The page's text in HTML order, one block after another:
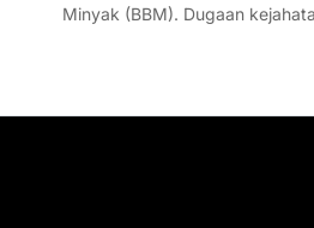
Minyak (BBM). Dugaan